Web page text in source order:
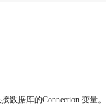
据库的Connection 变量。